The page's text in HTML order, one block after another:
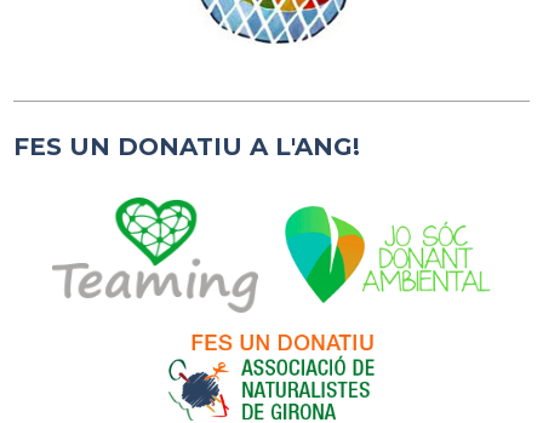
FES UN DONATIU A L'ANG!